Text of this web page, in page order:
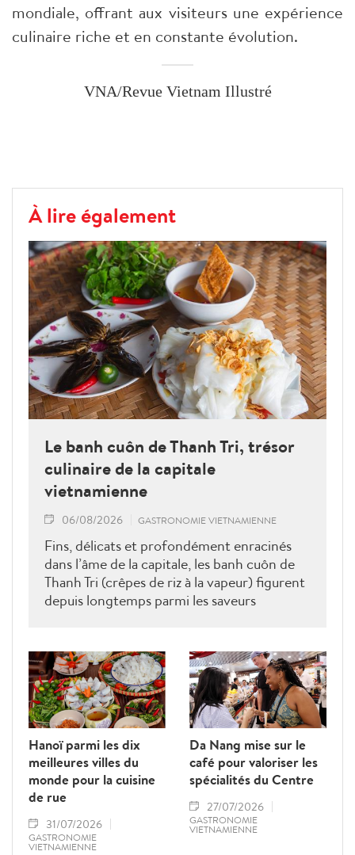
mondiale, offrant aux visiteurs une expérience
culinaire riche et en constante évolution.
VNA/Revue Vietnam Illustré
À lire également
Le banh cuôn de Thanh Tri, trésor
culinaire de la capitale
vietnamienne
06/08/2026 GASTRONOMIE VIETNAMIENNE
Fins, délicats et profondément enracinés
dans l’âme de la capitale, les banh cuôn de
Thanh Tri (crêpes de riz à la vapeur) figurent
depuis longtemps parmi les saveurs
Hanoï parmi les dix
meilleures villes du
monde pour la cuisine
de rue
31/07/2026
GASTRONOMIE
VIETNAMIENNE
Da Nang mise sur le
café pour valoriser les
spécialités du Centre
27/07/2026
GASTRONOMIE
VIETNAMIENNE